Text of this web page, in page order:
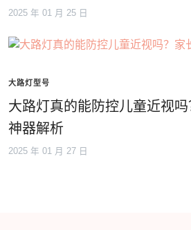
2025 年 01 月 25 日
大路灯型号
大路灯真的能防控儿童近视
神器解析
2025 年 01 月 27 日